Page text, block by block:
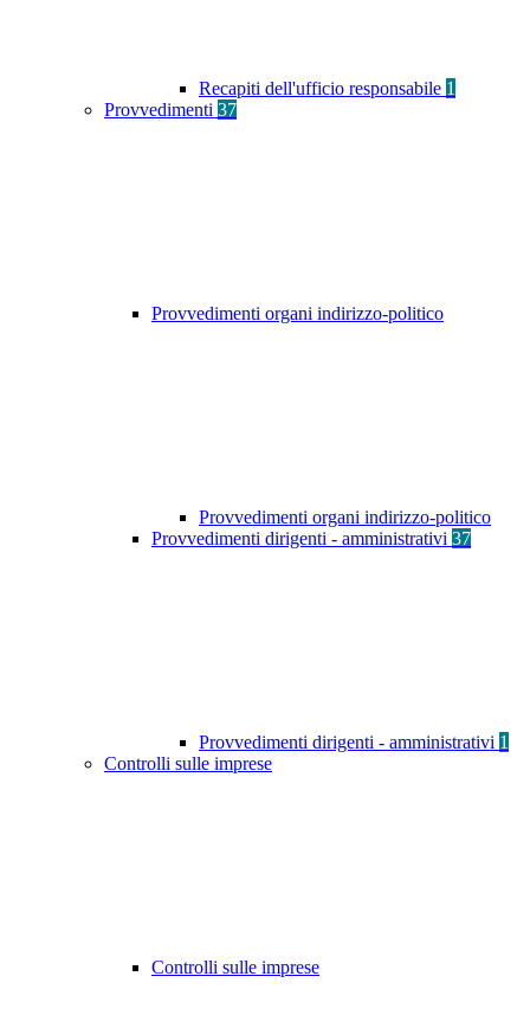
Recapiti dell'ufficio responsabile 1
Provvedimenti 37
Provvedimenti organi indirizzo-politico
Provvedimenti organi indirizzo-politico
Provvedimenti dirigenti - amministrativi 37
Provvedimenti dirigenti - amministrativi 1
Controlli sulle imprese
Controlli sulle imprese